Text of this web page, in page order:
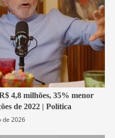
4,8 milhões, 35% menor
de 2022 | Política
de 2026